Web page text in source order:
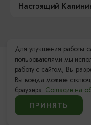
Настоящий
Контакты
информационного
+7 (4012) 555-
Для улучшения работы
пользователями мы
работу с сайтом, Вы
Вы всегда можете
браузера. Согласие на
ПРИНЯТЬ